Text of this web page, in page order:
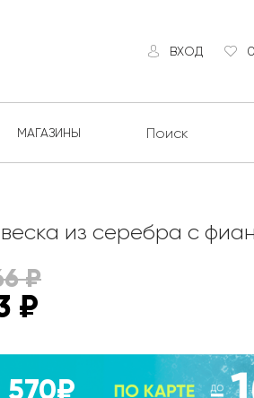
ВХОД 0
МАГАЗИНЫ
из серебра с
₽
₽
570₽